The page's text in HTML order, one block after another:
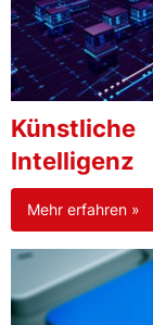
Künstliche
Intelligenz
Mehr erfahren »